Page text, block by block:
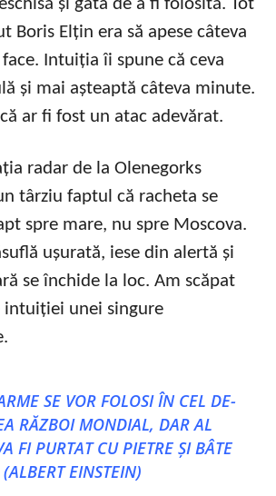
și gata de a fi folosită. Tot
Boris Elțin era să apese câteva
Intuiția îi spune că ceva
și mai așteaptă câteva minute.
ar fi fost un atac adevărat.
radar de la Olenegorks
târziu faptul că racheta se
spre mare, nu spre Moscova.
ușurată, iese din alertă și
se închide la loc. Am scăpat
unei singure
SE VOR FOLOSI ÎN CEL DE-
RĂZBOI MONDIAL, DAR AL
FI PURTAT CU PIETRE ȘI BÂTE
(ALBERT EINSTEIN)